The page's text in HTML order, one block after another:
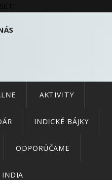
AKTIVITY
INDICKÉ BÁJKY
ODPORÚČAME
INDIA